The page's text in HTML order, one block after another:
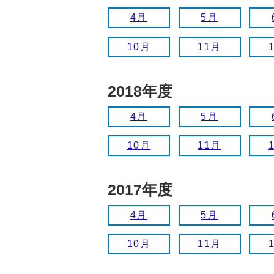
4月 5月
10月 11月
2018年度
4月 5月
10月 11月
2017年度
4月 5月
10月 11月